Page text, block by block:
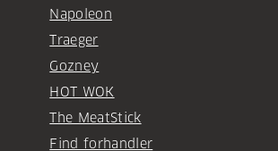
Napoleon
Traeger
Gozney
HOT WOK
The MeatStick
Find forhandler